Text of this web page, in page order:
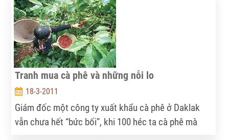
lượng và tăng 34% về giá so năm 2009. Như thế,
năm 2010 được xem là năm đầu tiên trong lịch sử
ngành điều gia nhập nhóm mặt hàng có kim ngạch
xuất khẩu trên 1 tỷ USD chỉ sau 11 tháng đầu năm
2010.
Tranh mua cà phê và những nỗi lo
18-3-2011
Giám đốc một công ty xuất khẩu cà phê ở Daklak
vẫn chưa hết “bức bối”, khi 100 héc ta cà phê mà